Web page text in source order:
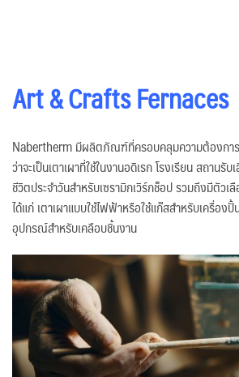
Art & Crafts Fernaces
Nabertherm มีผลิตภัณฑ์ที่ครอบคลุมความต้องกา
ว่าจะเป็นเตาเผาที่ใช้ในงานอดิเรก โรงเรียน สถานรั
ชีวิตประจำวันสำหรับเซรามิกเวิร์กช็อป รวมถึงมีตัว
ได้แก่ เตาเผาแบบใช้ไฟฟ้าหรือใช้แก๊สสำหรับเครื่อง
อุปกรณ์สำหรับเคลือบชิ้นงาน